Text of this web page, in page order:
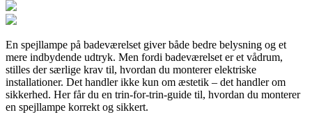
En spejllampe på badeværelset giver både bedre belysning og et
mere indbydende udtryk. Men fordi badeværelset er et vådrum,
stilles der særlige krav til, hvordan du monterer elektriske
installationer. Det handler ikke kun om æstetik – det handler om
sikkerhed. Her får du en trin-for-trin-guide til, hvordan du monterer
en spejllampe korrekt og sikkert.